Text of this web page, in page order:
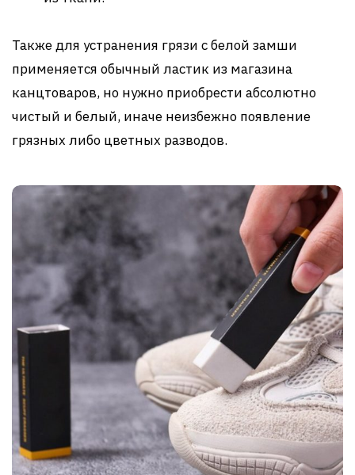
Также для устранения грязи с белой замши
применяется обычный ластик из магазина
канцтоваров, но нужно приобрести абсолютно
чистый и белый, иначе неизбежно появление
грязных либо цветных разводов.